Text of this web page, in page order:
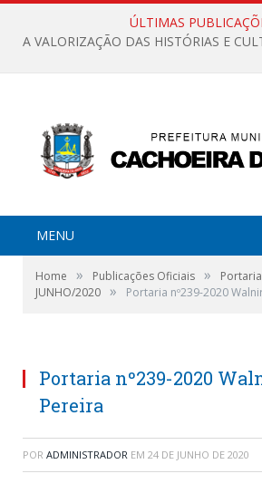
ÚLTIMAS
MENU
Home » Publicações Oficiais »
JUNHO/2020 » Portaria nº239-2020
Portaria nº239-2020
Pereira
POR ADMINISTRADOR EM 24 DE JUNHO DE 2020